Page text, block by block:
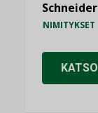
NIMITYKSET